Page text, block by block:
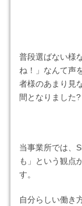
普段選ばない様
ね！」なんて声
者様のあまり見
間となりました?
当事業所では、
も」という観点
す。
自分らしい働き